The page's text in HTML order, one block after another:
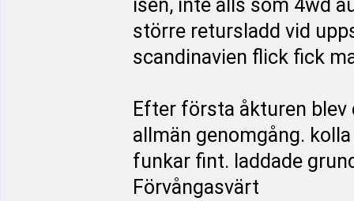
isen, inte alls som 4wd
större retursladd vid
scandinavien flick fick
Efter första åkturen
allmän genomgång.
funkar fint. laddade
Förvångasvärt